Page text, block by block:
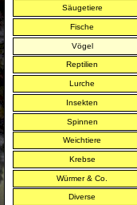
Säugetiere
Fische
Vögel
Reptilien
Lurche
Insekten
Spinnen
Weichtiere
Krebse
Würmer & Co.
Diverse